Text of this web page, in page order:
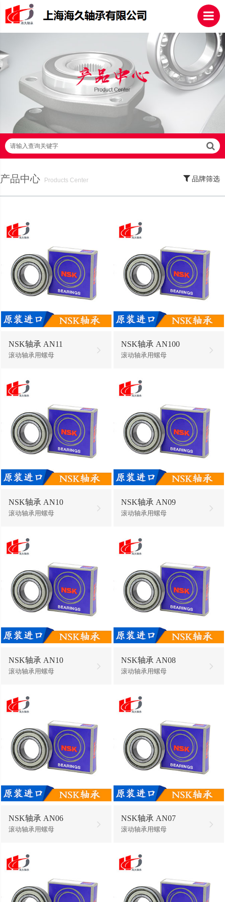
请输入查询关键字
产品中心
Products Center
品牌筛选
NSK轴承 AN11
滚动轴承用螺母
NSK轴承 AN100
滚动轴承用螺母
NSK轴承 AN10
滚动轴承用螺母
NSK轴承 AN09
滚动轴承用螺母
NSK轴承 AN10
滚动轴承用螺母
NSK轴承 AN08
滚动轴承用螺母
NSK轴承 AN06
滚动轴承用螺母
NSK轴承 AN07
滚动轴承用螺母